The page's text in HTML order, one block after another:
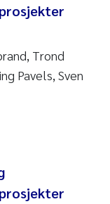
Trond
Pavels, Sven